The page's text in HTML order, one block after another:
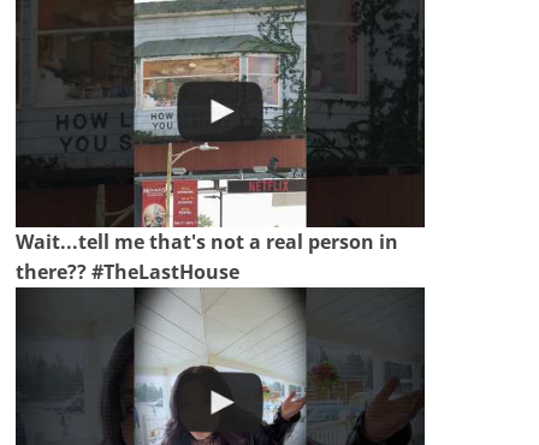
Wait...tell me that's not a real person in
there?? #TheLastHouse